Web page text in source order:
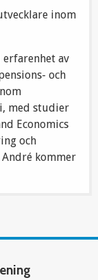
inom
erfarenhet av
och
med studier
Economics
och
kommer